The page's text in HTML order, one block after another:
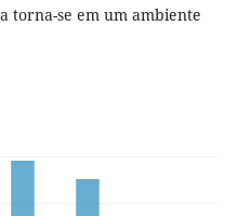
torna-se em um ambiente